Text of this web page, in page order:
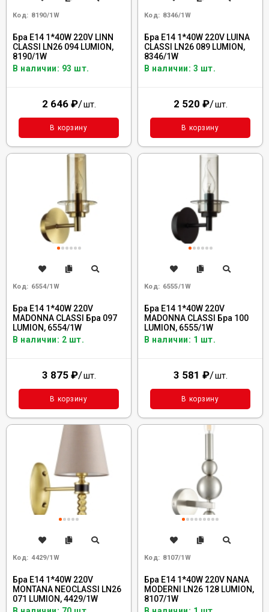
Код: 8190/1W
Бра E14 1*40W 220V LINN
CLASSI LN26 094 LUMION,
8190/1W
В наличии: 93 шт.
2 646 ₽/шт.
В корзину
Код: 8346/1W
Бра E14 1*40W 220V LUINA
CLASSI LN26 089 LUMION,
8346/1W
В наличии: 3 шт.
2 520 ₽/шт.
В корзину
Код: 6554/1W
Бра E14 1*40W 220V
MADONNA CLASSI Бра 097
LUMION, 6554/1W
В наличии: 2 шт.
3 875 ₽/шт.
В корзину
Код: 6555/1W
Бра E14 1*40W 220V
MADONNA CLASSI Бра 100
LUMION, 6555/1W
В наличии: 1 шт.
3 581 ₽/шт.
В корзину
Код: 4429/1W
Бра E14 1*40W 220V
MONTANA NEOCLASSI LN26
071 LUMION, 4429/1W
Код: 8107/1W
Бра E14 1*40W 220V NANA
MODERNI LN26 128 LUMION,
8107/1W